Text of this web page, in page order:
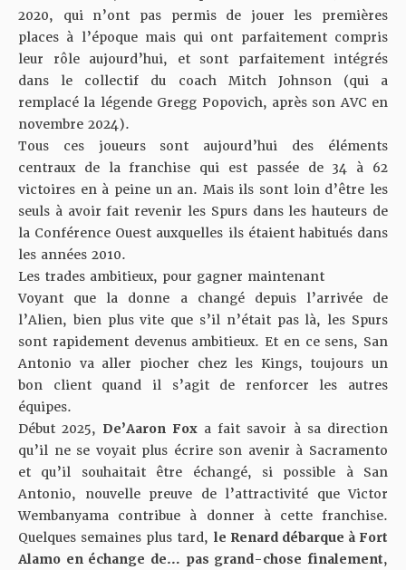
2020, qui n’ont pas permis de jouer les premières
places à l’époque mais qui ont parfaitement compris
leur rôle aujourd’hui, et sont parfaitement intégrés
dans le collectif du coach Mitch Johnson (qui a
remplacé la légende Gregg Popovich, après son AVC en
novembre 2024).
Tous ces joueurs sont aujourd’hui des éléments
centraux de la franchise qui est passée de 34 à 62
victoires en à peine un an. Mais ils sont loin d’être les
seuls à avoir fait revenir les Spurs dans les hauteurs de
la Conférence Ouest auxquelles ils étaient habitués dans
les années 2010.
Les trades ambitieux, pour gagner maintenant
Voyant que la donne a changé depuis l’arrivée de
l’Alien, bien plus vite que s’il n’était pas là, les Spurs
sont rapidement devenus ambitieux. Et en ce sens, San
Antonio va aller piocher chez les Kings, toujours un
bon client quand il s’agit de renforcer les autres
équipes.
Début 2025, De’Aaron Foxa fait savoir à sa direction
qu’il ne se voyait plus écrire son avenir à Sacramento
et qu’il souhaitait être échangé, si possible à San
Antonio, nouvelle preuve de l’attractivité que Victor
Wembanyama contribue à donner à cette franchise.
Quelques semaines plus tard, le Renard débarque à Fort
Alamo en échange de… pas grand-chose finalement,